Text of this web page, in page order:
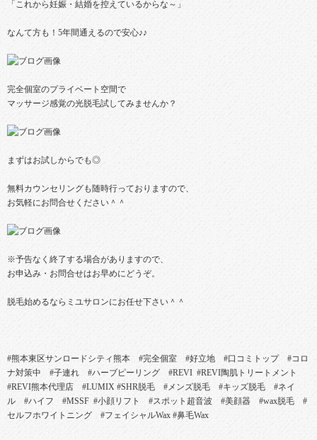
「これから妊娠・結婚を控えているからな～」
なんて方も！5年間通えるので安心♪♪
完全個室のプライベート空間で
マッサージ感覚の光脱毛試してみませんか？
まずはお試しからでも◎
無料カウンセリングも随時行っておりますので、
お気軽にお問合せください＾＾
※予告なく終了する場合がありますので、
お申込み・お問合せはお早めにどうぞ。
脱毛始めるならミユサロンにお任せ下さい＾＾
#熊本東区サンロードシティ熊本 #完全個室 #好立地 #口コミトップ #コロ
ナ対策中 #子連れ #ハーブピーリング #REVI #REVI陶肌トリートメント
#REVI熊本代理店 #LUMIX #SHR脱毛 #メンズ脱毛 #キッズ脱毛 #ネイ
ル #ハイフ #MSSF #小顔リフト #スポット超音波 #美顔器 #wax脱毛 #
セルフホワイトニング #フェイシャルWax #鼻毛Wax